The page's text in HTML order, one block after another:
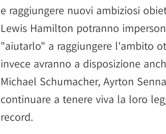
e raggiungere nuovi ambiziosi
Lewis Hamilton potranno
"aiutarlo" a raggiungere l'ambito
invece avranno a disposizione
Michael Schumacher, Ayrton
continuare a tenere viva la loro
record.